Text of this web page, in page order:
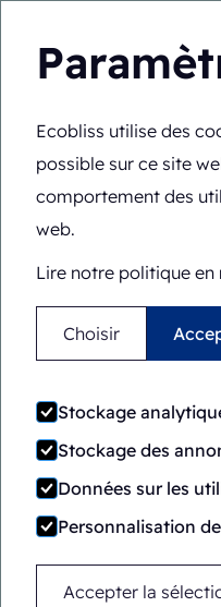
Ecobliss utilise des
possible sur ce site
comportement des
web.
Lire notre politique
Choisir
Stockage
Stockage des
Données sur les
Personnalisation
Accepter la
Vous êtes ici : Accueil
Semi-
ERB/PH4-1418-CS